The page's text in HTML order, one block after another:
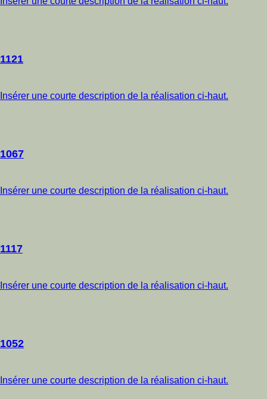
1121
Insérer une courte description de la réalisation ci-haut.
1067
Insérer une courte description de la réalisation ci-haut.
1117
Insérer une courte description de la réalisation ci-haut.
1052
Insérer une courte description de la réalisation ci-haut.